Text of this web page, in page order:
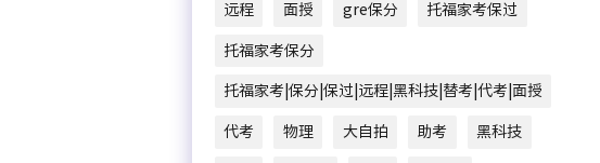
远程 面授 gre保分 托福家考保过
托福家考保分
托福家考|保分|保过|远程|黑科技|替考|代考|面授
代考 物理 大自拍 助考 黑科技